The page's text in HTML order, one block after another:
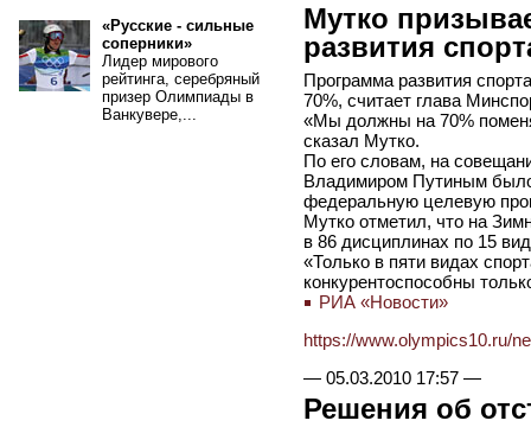
Мутко
развития
Программа развития
70%, считает глава
«Мы должны на 70%
сказал Мутко.
По его словам, на
Владимиром Путиным
федеральную целевую
Мутко отметил, что на
в 86 дисциплинах по 15
«Только в пяти видах
конкурентоспособны
РИА «Новости»
https://www.olympics10.ru/
— 05.03.2010 17:57—
Решения об
«Русские - сильные
соперники»
Лидер мирового
рейтинга, серебряный
призер Олимпиады в
Ванкувере,...